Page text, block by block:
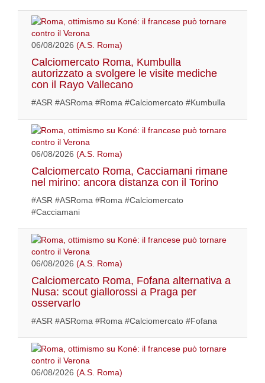
06/08/2026 (A.S. Roma)
Calciomercato Roma, Kumbulla
autorizzato a svolgere le visite mediche
con il Rayo Vallecano
#ASR #ASRoma #Roma #Calciomercato #Kumbulla
06/08/2026 (A.S. Roma)
Calciomercato Roma, Cacciamani rimane
nel mirino: ancora distanza con il Torino
#ASR #ASRoma #Roma #Calciomercato
#Cacciamani
06/08/2026 (A.S. Roma)
Calciomercato Roma, Fofana alternativa a
Nusa: scout giallorossi a Praga per
osservarlo
#ASR #ASRoma #Roma #Calciomercato #Fofana
06/08/2026 (A.S. Roma)